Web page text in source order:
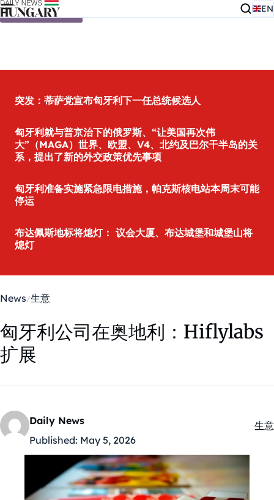
Skip to content EN
突发：蒂萨党宣布匈牙利下一任总统候选人
匈牙利就与普京治下的俄罗斯、“让美国再次伟
大”（MAGA）世界、欧盟、V4、北约及巴尔干半岛的关
系，提出了新的外交政策优先事项
匈牙利准备实施紧急限电措施，帕克斯核电站本周末可能
停运
布达佩斯地标将熄灯： 议会大厦、布达城堡和城堡山将
熄灯
News 生意
匈牙利公司在奥地利：Hiflylabs
扩展
Daily News
Published: May 5, 2026
生意